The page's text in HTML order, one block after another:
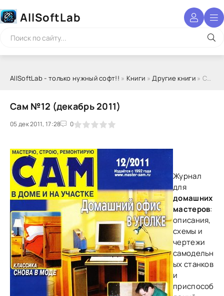
AllSoftLab
AllSoftLab - только нужный софт!! » Книги »Другие книги» Сам №12 (декабрь 2011)
Сам №12 (декабрь 2011)
05 дек 2011, 17:28 0
1 2 3 4 5
Журнал
для
домашних
мастеров:
описания,
схемы и
чертежи
самодельн
ых станков
и
приспособ